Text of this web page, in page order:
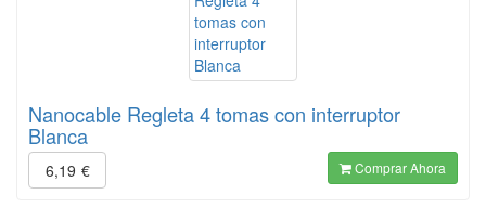
Nanocable Regleta 4 tomas con interruptor
Blanca
6,19 € Comprar Ahora